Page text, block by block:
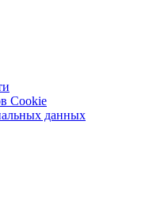
Cookie
данных